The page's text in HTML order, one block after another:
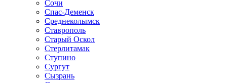
Сочи
Спас-Деменск
Среднеколымск
Ставрополь
Старый Оскол
Стерлитамак
Ступино
Сургут
Сызрань